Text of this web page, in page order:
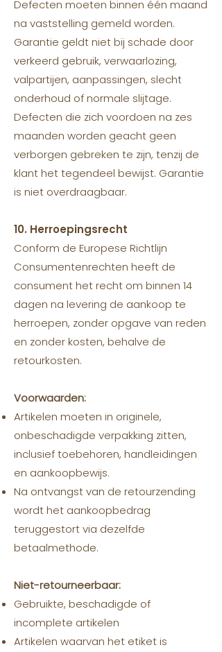
Defecten moeten binnen één maand
na vaststelling gemeld worden.
Garantie geldt niet bij schade door
verkeerd gebruik, verwaarlozing,
valpartijen, aanpassingen, slecht
onderhoud of normale slijtage.
Defecten die zich voordoen na zes
maanden worden geacht geen
verborgen gebreken te zijn, tenzij de
klant het tegendeel bewijst. Garantie
is niet overdraagbaar.
10. Herroepingsrecht
Conform de Europese Richtlijn
Consumentenrechten heeft de
consument het recht om binnen 14
dagen na levering de aankoop te
herroepen, zonder opgave van reden
en zonder kosten, behalve de
retourkosten.
Voorwaarden:
Artikelen moeten in originele,
onbeschadigde verpakking zitten,
inclusief toebehoren, handleidingen
en aankoopbewijs.
Na ontvangst van de retourzending
wordt het aankoopbedrag
teruggestort via dezelfde
betaalmethode.
Niet-retourneerbaar:
Gebruikte, beschadigde of
incomplete artikelen
Artikelen waarvan het etiket is